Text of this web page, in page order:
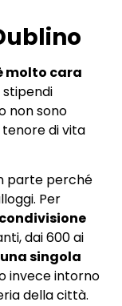
molto cara
stipendi
non sono
di vita
parte perché
Per
dai 600 ai
singola
invece intorno
della città.